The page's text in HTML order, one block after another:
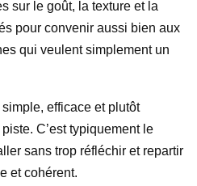
sur le goût, la texture et la
pour convenir aussi bien aux
qui veulent simplement un
efficace et plutôt
C’est typiquement le
sans trop réfléchir et repartir
et cohérent.